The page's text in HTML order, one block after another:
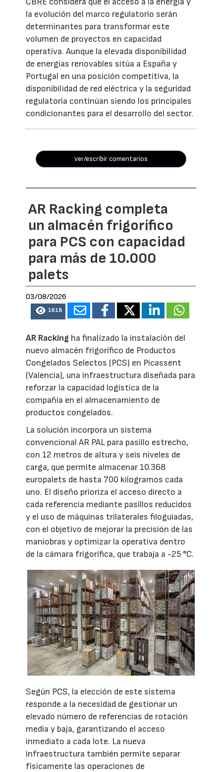
la evolución del marco regulatorio serán
determinantes para transformar este
volumen de proyectos en capacidad
operativa. Aunque la elevada disponibilidad
de energías renovables sitúa a España y
Portugal en una posición competitiva, la
disponibilidad de red eléctrica y la seguridad
regulatoria continúan siendo los principales
condicionantes para el desarrollo del sector.
ver/escribir comentarios
AR Racking completa
un almacén frigorífico
para PCS con capacidad
para más de 10.000
palets
03/08/2026
1618
AR Racking ha finalizado la instalación del
nuevo almacén frigorífico de Productos
Congelados Selectos (PCS) en Picassent
(Valencia), una infraestructura diseñada para
reforzar la capacidad logística de la
compañía en el almacenamiento de
productos congelados.
La solución incorpora un sistema
convencional AR PAL para pasillo estrecho,
con 12 metros de altura y seis niveles de
carga, que permite almacenar 10.368
europalets de hasta 700 kilogramos cada
uno. El diseño prioriza el acceso directo a
cada referencia mediante pasillos reducidos
y el uso de máquinas trilaterales filoguiadas,
con el objetivo de mejorar la precisión de las
maniobras y optimizar la operativa dentro
de la cámara frigorífica, que trabaja a -25 °C.
Según PCS, la elección de este sistema
responde a la necesidad de gestionar un
elevado número de referencias de rotación
media y baja, garantizando el acceso
inmediato a cada lote. La nueva
infraestructura también permite separar
físicamente las operaciones de